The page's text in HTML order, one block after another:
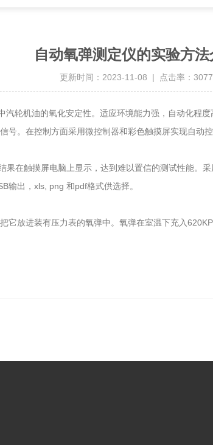
自动氧弹测定仪的实验方法
更新时间：2023-11-08 | 点击率：3077
轮机油的氧化安定性。适应环境能力强，自动化程
。在控制方面采用微控制器和彩色触摸屏实现自动
果在触摸屏电脑上显示，达到难以置信的测试性能。
输出，xls, png 和pdf格式供选择。
放进装有压力表的氧弹中。氧弹在室温下充入